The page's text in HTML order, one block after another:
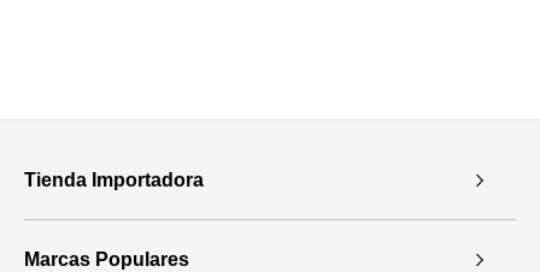
Tienda Importadora
Marcas Populares